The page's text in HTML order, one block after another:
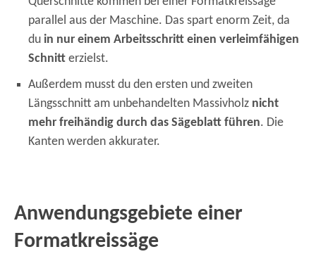
parallel aus der Maschine. Das spart enorm Zeit, da
du in nur einem Arbeitsschritt einen verleimfähigen
Schnitt erzielst.
Außerdem musst du den ersten und zweiten
Längsschnitt am unbehandelten Massivholz nicht
mehr freihändig durch das Sägeblatt führen. Die
Kanten werden akkurater.
Anwendungsgebiete einer
Formatkreissäge